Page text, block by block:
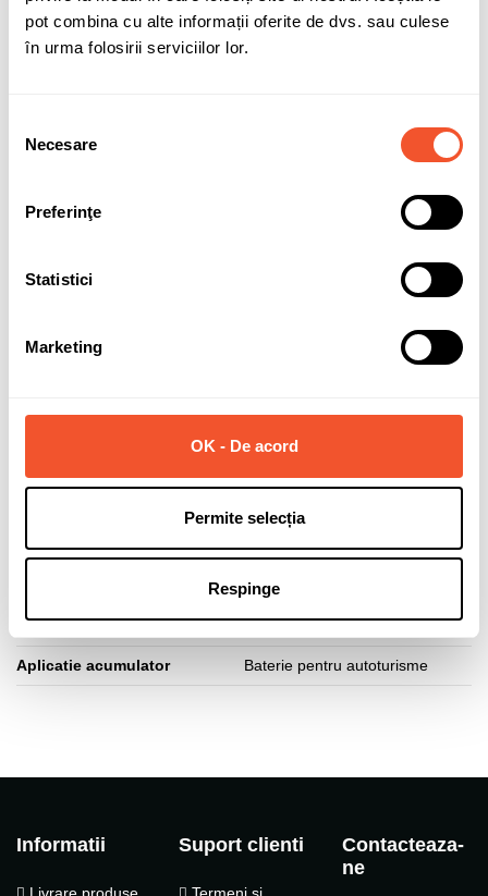
pot combina cu alte informații oferite de dvs. sau culese
în urma folosirii serviciilor lor.
consimțământului
Necesare
Preferinţe
Statistici
Marketing
OK - De acord
Permite selecția
Respinge
Sunt de acord cupolitica de confidentialitate
Solicită informații Garanție acumulatori
Marca
Lungime acumulator (mm) 242
Latime acumulator (mm) 175
190
Tip fixare baza B13
Aplicatie acumulator Baterie pentru autoturisme
Informatii Suport clienti
Contacteaza-
ne